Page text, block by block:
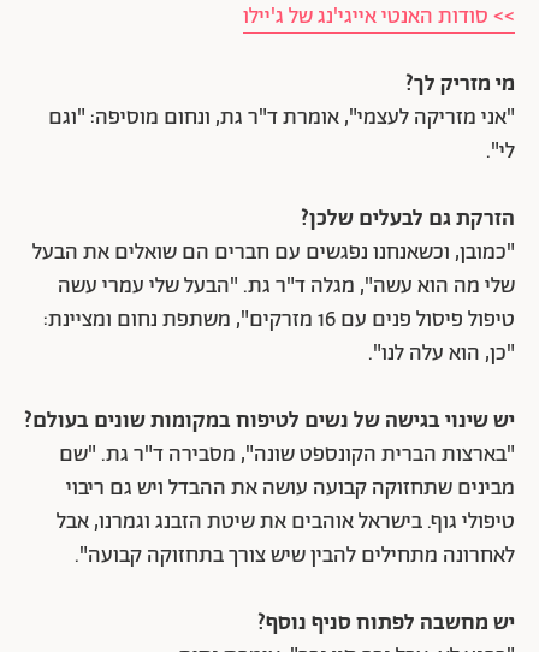
>> סודות האנטי אייגי'נג של ג'יילו
מי מזריק לך?
"אני מזריקה לעצמי", אומרת ד"ר גת, ונחום מוסיפה: "וגם
לי".
הזרקת גם לבעלים שלכן?
"כמובן, וכשאנחנו נפגשים עם חברים הם שואלים את הבעל
שלי מה הוא עשה", מגלה ד"ר גת. "הבעל שלי עמרי עשה
טיפול פיסול פנים עם 16 מזרקים", משתפת נחום ומציינת:
"כן, הוא עלה לנו".
יש שינוי בגישה של נשים לטיפוח במקומות שונים בעולם?
"בארצות הברית הקונספט שונה", מסבירה ד"ר גת. "שם
מבינים שתחזוקה קבועה עושה את ההבדל ויש גם ריבוי
טיפולי גוף. בישראל אוהבים את שיטת הזבנג וגמרנו, אבל
לאחרונה מתחילים להבין שיש צורך בתחזוקה קבועה".
יש מחשבה לפתוח סניף נוסף?